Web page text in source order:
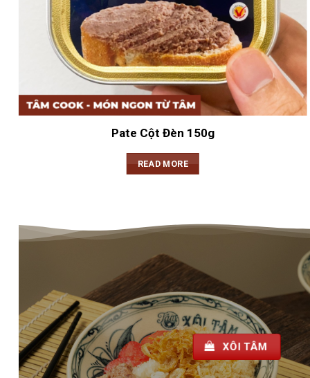
Pate Cột Đèn 150g
READ MORE